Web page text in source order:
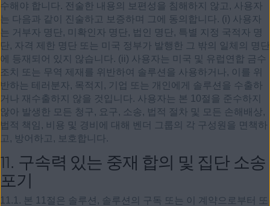
수해야 합니다. 전술한 내용의 보편성을 침해하지 않고, 사용자
는 다음과 같이 진술하고 보증하며 그에 동의합니다. (i) 사용자
는 거부자 명단, 미확인자 명단, 법인 명단, 특별 지정 국적자 명
단, 자격 제한 명단 또는 미국 정부가 발행한 그 밖의 일체의 명단
에 등재되어 있지 않습니다. (ii) 사용자는 미국 및 유럽연합 금수
조치 또는 무역 제재를 위반하여 솔루션을 사용하거나, 이를 위
반하는 테러분자, 목적지, 기업 또는 개인에게 솔루션을 수출하
거나 재수출하지 않을 것입니다. 사용자는 본 10절을 준수하지
않아 발생한 모든 청구, 요구, 소송, 법적 절차 및 모든 손해배상,
법적 책임, 비용 및 경비에 대해 벤더 그룹의 각 구성원을 면책하
고, 방어하고, 보호합니다.
11. 구속력 있는 중재 합의 및 집단 소송
포기
11.1. 본 11절은 솔루션, 솔루션의 구독 또는 이 계약으로부터 또